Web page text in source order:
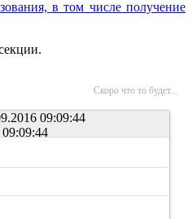
в том числе получение
Скоро что то будет...
09:09:44